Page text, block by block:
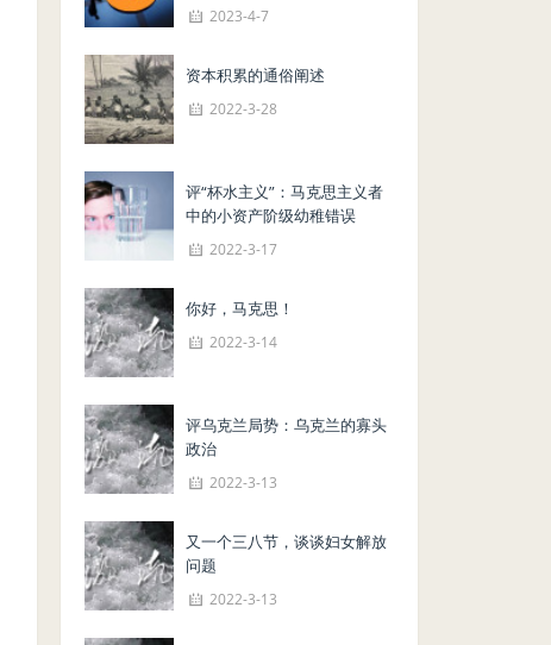
2023-4-7
资本积累的通俗阐述
2022-3-28
评“杯水主义”：马克思主义者
中的小资产阶级幼稚错误
2022-3-17
你好，马克思！
2022-3-14
评乌克兰局势：乌克兰的寡头
政治
2022-3-13
又一个三八节，谈谈妇女解放
问题
2022-3-13